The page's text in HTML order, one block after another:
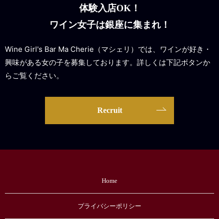
体験入店OK！
ワイン女子は銀座に集まれ！
Wine Girl's Bar Ma Cherie（マシェリ）では、ワインが好き・
興味がある女の子を募集しております。詳しくは下記ボタンか
らご覧ください。
Recruit
Home
プライバシーポリシー